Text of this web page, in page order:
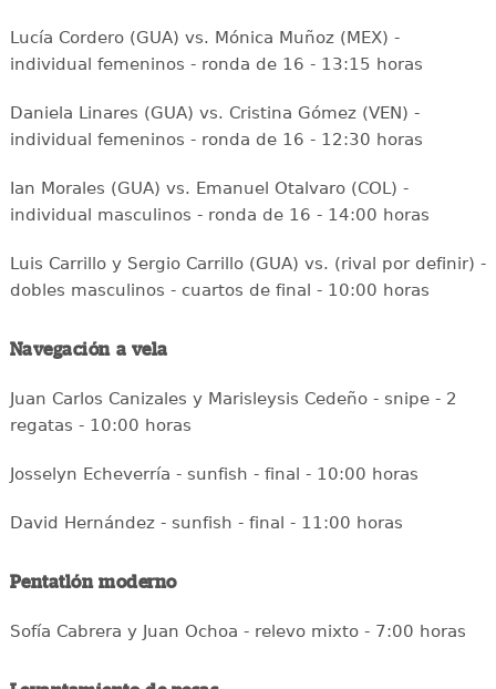
Lucía Cordero (GUA) vs. Mónica Muñoz (MEX) -
individual femeninos - ronda de 16 - 13:15 horas
Daniela Linares (GUA) vs. Cristina Gómez (VEN) -
individual femeninos - ronda de 16 - 12:30 horas
Ian Morales (GUA) vs. Emanuel Otalvaro (COL) -
individual masculinos - ronda de 16 - 14:00 horas
Luis Carrillo y Sergio Carrillo (GUA) vs. (rival por definir) -
dobles masculinos - cuartos de final - 10:00 horas
Navegación a vela
Juan Carlos Canizales y Marisleysis Cedeño - snipe - 2
regatas - 10:00 horas
Josselyn Echeverría - sunfish - final - 10:00 horas
David Hernández - sunfish - final - 11:00 horas
Pentatlón moderno
Sofía Cabrera y Juan Ochoa - relevo mixto - 7:00 horas